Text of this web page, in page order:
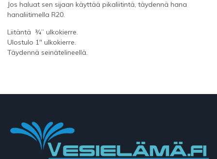
Jos haluat sen sijaan käyttää pikaliitintä, täydennä hana
hanaliitimella R20.
Liitäntä ¾” ulkokierre.
Ulostulo 1″ ulkokierre.
Täydennä seinätelineellä.